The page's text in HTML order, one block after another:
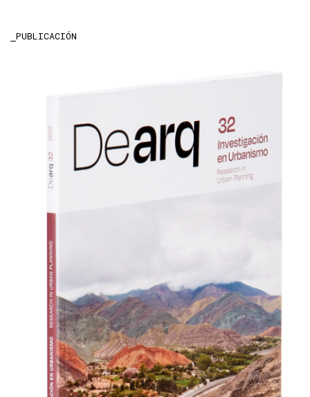
PUBLICACIÓN